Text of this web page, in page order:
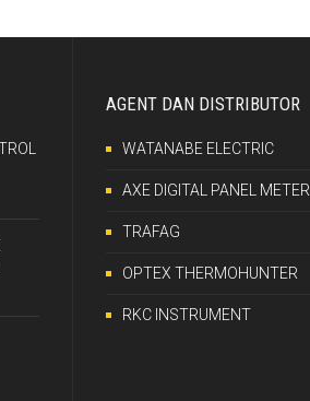
AGENT DAN DISTRIBUTOR
WATANABE ELECTRIC
AXE DIGITAL PANEL METER
TRAFAG
OPTEX THERMOHUNTER
RKC INSTRUMENT